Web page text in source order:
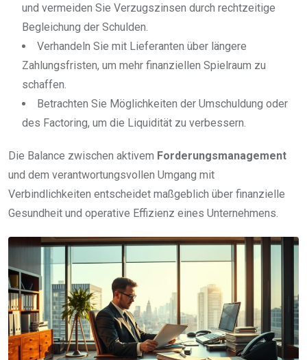
und vermeiden Sie Verzugszinsen durch rechtzeitige
Begleichung der Schulden.
Verhandeln Sie mit Lieferanten über längere
Zahlungsfristen, um mehr finanziellen Spielraum zu
schaffen.
Betrachten Sie Möglichkeiten der Umschuldung oder
des Factoring, um die Liquidität zu verbessern.
Die Balance zwischen aktivem Forderungsmanagement
und dem verantwortungsvollen Umgang mit
Verbindlichkeiten entscheidet maßgeblich über finanzielle
Gesundheit und operative Effizienz eines Unternehmens.